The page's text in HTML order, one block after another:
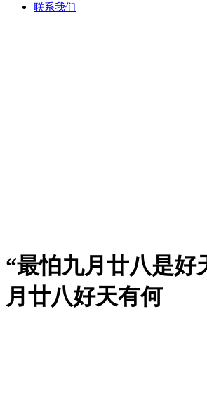
联系我们
“最怕九月廿八是好
月廿八好天有何